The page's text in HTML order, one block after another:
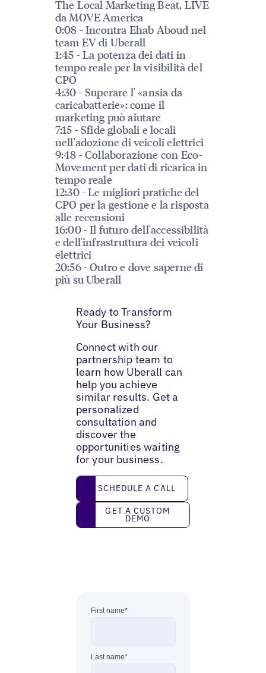
The Local Marketing Beat, LIVE
da MOVE America
0:08 - Incontra Ehab Aboud nel
team EV di Uberall
1:45 - La potenza dei dati in
tempo reale per la visibilità del
CPO
4:30 - Superare l' «ansia da
caricabatterie»: come il
marketing può aiutare
7:15 - Sfide globali e locali
nell'adozione di veicoli elettrici
9:48 - Collaborazione con Eco-
Movement per dati di ricarica in
tempo reale
12:30 - Le migliori pratiche del
CPO per la gestione e la risposta
alle recensioni
16:00 - Il futuro dell'accessibilità
e dell'infrastruttura dei veicoli
elettrici
20:56 - Outro e dove saperne di
più su Uberall
Ready to Transform
Your Business?
Connect with our
partnership team to
learn how Uberall can
help you achieve
similar results. Get a
personalized
consultation and
discover the
opportunities waiting
for your business.
Schedule a call
SCHEDULE A CALL
Get a custom demo
GET A CUSTOM
DEMO